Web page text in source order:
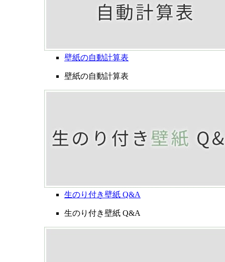
壁紙の自動計算表
壁紙の自動計算表
生のり付き壁紙 Q&A
生のり付き壁紙 Q&A